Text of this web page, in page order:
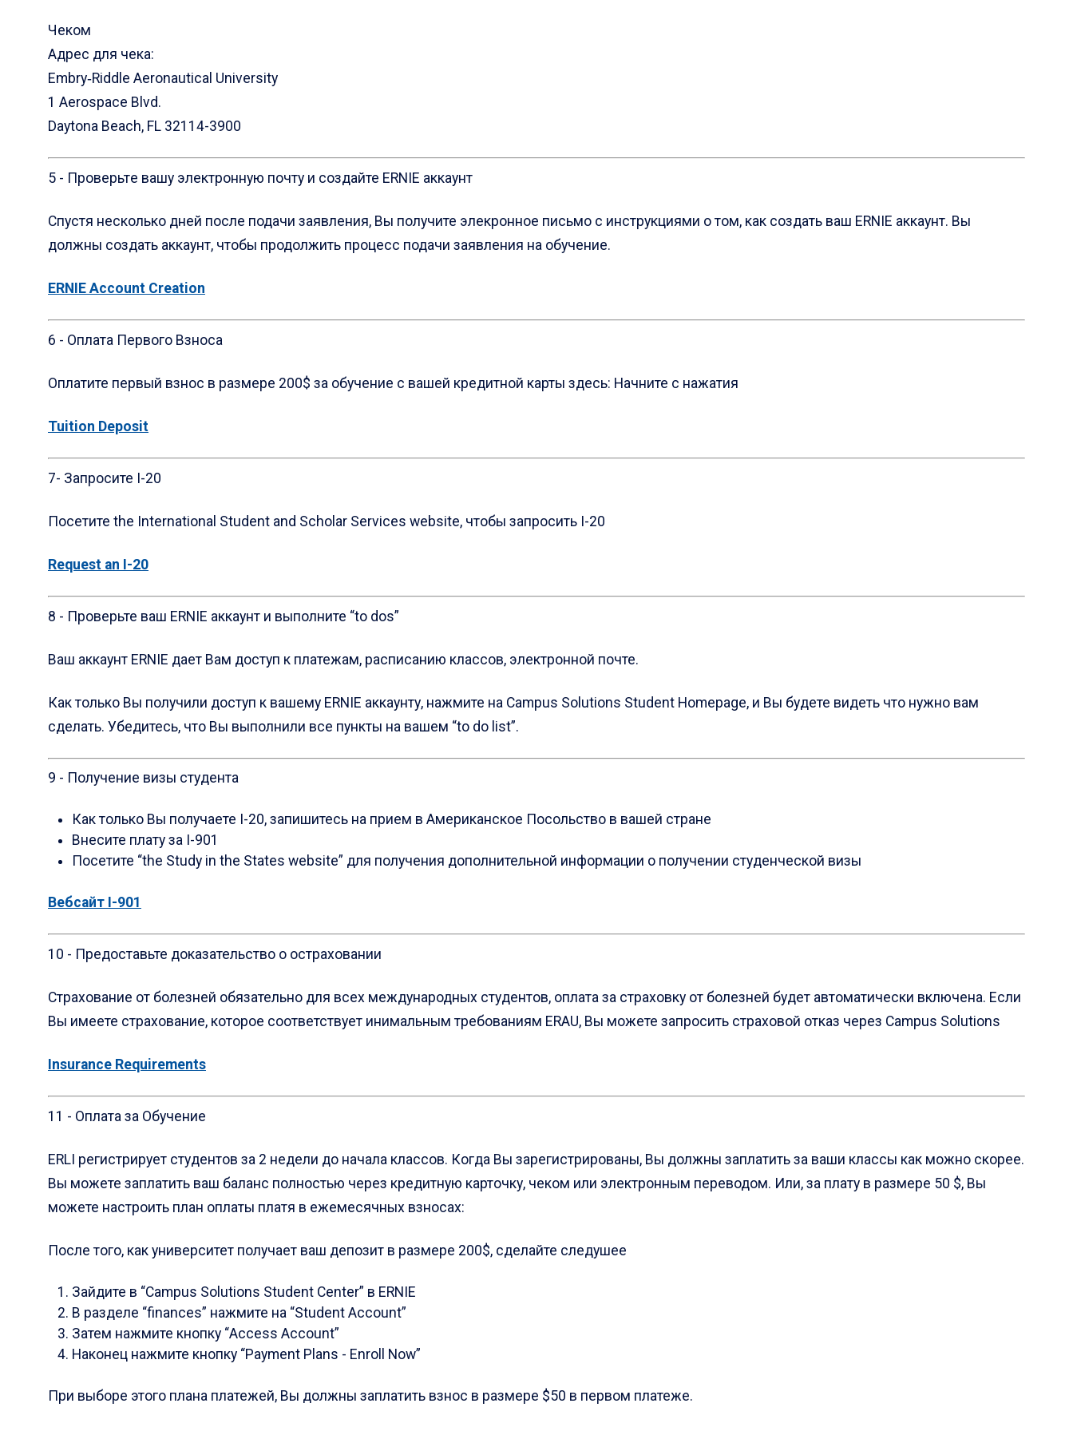
Чеком
Адрес для чекa:
Embry‑Riddle Aeronautical University
1 Aerospace Blvd.
Daytona Beach, FL 32114-3900
5 - Проверьтe вашу электронную почту и создайте ERNIE aккаунт
Спустя несколько дней после подачи заявления, Вы получите элекронное письмо с инструкциями о том, как создать ваш ERNIE aккаунт. Вы
должны создать aккаунт, чтобы продолжить процесс подачи заявления на обучение.
ERNIE Account Creation
6 - Оплата Первого Взноса
Oплатите первый взнос в размере 200$ за обучение с вашей кредитной карты здесь: Начните с нажатия
Tuition Deposit
7- Запросите I-20
Посетите the International Student and Scholar Services website, чтобы запросить I-20
Request an I-20
8 - Проверьте ваш ERNIE aккаунт и выполните “to dos”
Ваш aккаунт ERNIE дает Вам доступ к платежам, расписанию классов, электронной почте.
Как только Вы получили доступ к вашему ERNIE aккаунту, нажмите на Campus Solutions Student Homepage, и Вы будете видеть что нужно вам
сделать. Убедитесь, что Bы выполнили все пункты на вашем “to do list”.
9 - Получение визы студента
Как только Вы получаете I-20, запишитесь на прием в Американскoe Посольствo в вашей стране
Внесите плату за I-901
Посетите “the Study in the States website” для получения дополнительной информации о получении студенческой визы
Вебсайт I-901
10 - Предоставьте доказательство о остраховании
Страхование от болезней обязательно для всех международных студентов, оплата за страховку от болезней будет автоматически включена. Если
Вы имеете страхование, которое соответствует инимальным требованиям ERAU, Вы можете запросить страховой отказ через Campus Solutions
Insurance Requirements
11 - Оплата за Обучение
ERLI регистрирует студентов за 2 недели до начала классов. Когда Вы зарегистрированы, Вы должны заплатить за ваши классы как можно скорее.
Вы можете заплатить ваш баланс полностью через кредитную карточку, чеком или электронным переводом. Или, за плату в размере 50 $, Вы
можете настроить план оплаты платя в ежемесячных взносах:
После того, как университет получает ваш депозит в размере 200$, сделайте следушее
Зайдите в “Campus Solutions Student Center” в ERNIE
В разделе “finances” нажмите на “Student Account”
Затем нажмите кнопку “Access Account”
Наконец нажмите кнопку “Payment Plans - Enroll Now”
При выборе этого плана платежей, Bы должны заплатить взнос в размере $50 в первом платеже.